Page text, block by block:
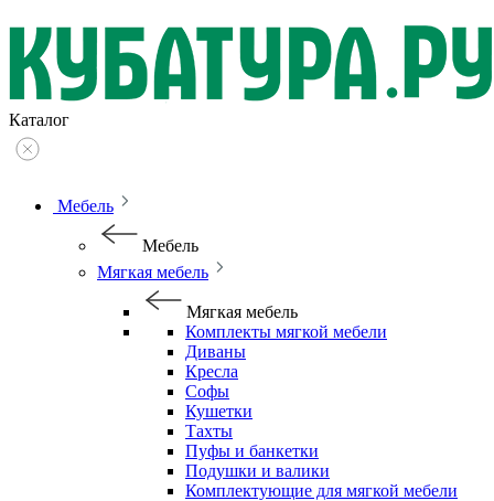
Каталог
Мебель
Мебель
Мягкая мебель
Мягкая мебель
Комплекты мягкой мебели
Диваны
Кресла
Софы
Кушетки
Тахты
Пуфы и банкетки
Подушки и валики
Комплектующие для мягкой мебели